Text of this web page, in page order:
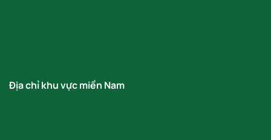
Địa chỉ khu vực miền Nam